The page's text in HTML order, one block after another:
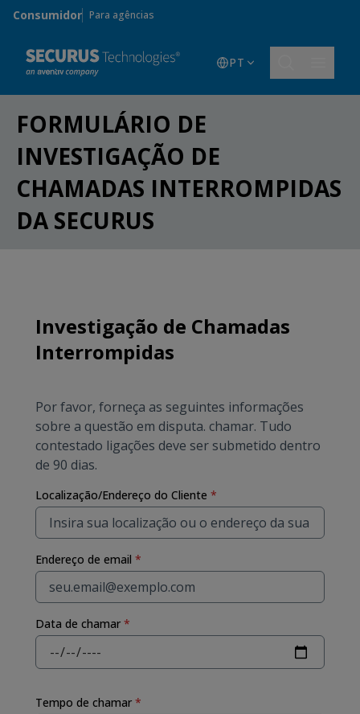
Skip to main content
Consumidor Para agências
PT
FORMULÁRIO DE
INVESTIGAÇÃO DE
CHAMADAS INTERROMPIDAS
DA SECURUS
Investigação de Chamadas
Interrompidas
Por favor, forneça as seguintes informações
sobre a questão em disputa. chamar. Tudo
contestado ligações deve ser submetido dentro
de 90 dias.
Localização/Endereço do Cliente *
Endereço de email *
Data de chamar *
Tempo de chamar *